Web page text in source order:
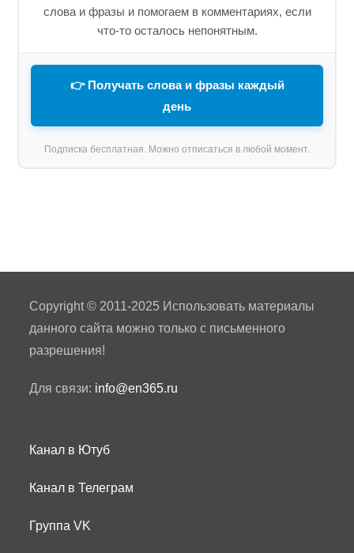
слова и фразы и помогаем в комментариях, если
что-то осталось непонятным.
👉 Получать слова и фразы каждый
день
Подписка бесплатная. Можно отписаться в любой момент.
Copyright © 2011-2025 Использовать материалы
данного сайта можно только с письменного
разрешения!
Для связи: info@en365.ru
Канал в Ютуб
Канал в Телеграм
Группа VK